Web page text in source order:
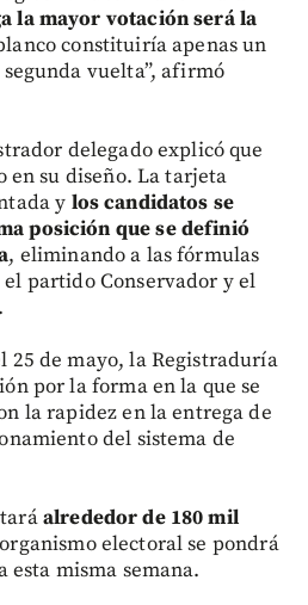
la mayor votación será la
constituiría apenas un
vuelta”, afirmó
delegado explicó que
en su diseño. La tarjeta
y los candidatos se
posición que se definió
, eliminando a las fórmulas
partido Conservador y el
25 de mayo, la Registraduría
por la forma en la que se
la rapidez en la entrega de
del sistema de
alrededor de 180 mil
electoral se pondrá
misma semana.